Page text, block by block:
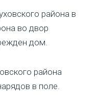
района в
во двор
дом.
района
в поле.